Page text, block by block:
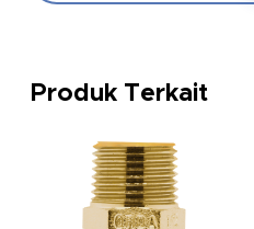
Produk Terkait